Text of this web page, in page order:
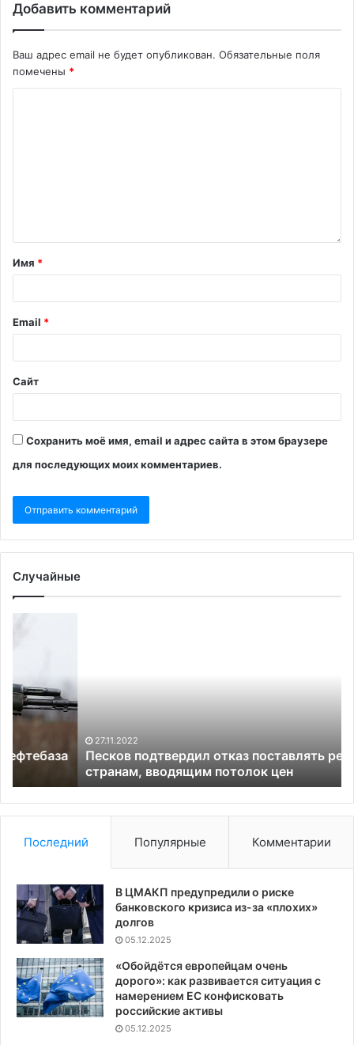
Добавить комментарий
Ваш адрес email не будет опубликован. Обязательные поля
помечены *
Имя *
Email *
Сайт
Сохранить моё имя, email и адрес сайта в этом браузере
для последующих моих комментариев.
Случайные
ресурсы
странам,
вводящим
ценПесков подтвердил отказ поставлять ресурсы
странам, вводящим потолок цен
Последний Популярные Комментарии
В ЦМАКП предупредили о риске
банковского кризиса из-за «плохих»
долгов
05.12.2025
«Обойдётся европейцам очень
дорого»: как развивается ситуация с
намерением ЕС конфисковать
российские активы
05.12.2025